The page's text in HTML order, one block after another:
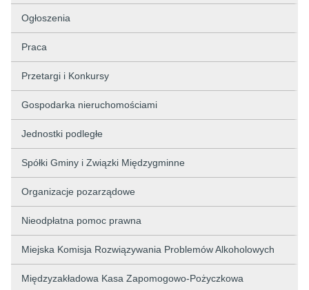
Ogłoszenia
Praca
Przetargi i Konkursy
Gospodarka nieruchomościami
Jednostki podległe
Spółki Gminy i Związki Międzygminne
Organizacje pozarządowe
Nieodpłatna pomoc prawna
Miejska Komisja Rozwiązywania Problemów Alkoholowych
Międzyzakładowa Kasa Zapomogowo-Pożyczkowa